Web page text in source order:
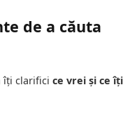
de a căuta
îți clarifici ce vrei și ce îți